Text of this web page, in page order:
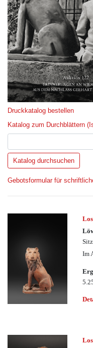
Druckkatalog bestellen
Katalog zum Durchblättern
Gebotsformular für
Im